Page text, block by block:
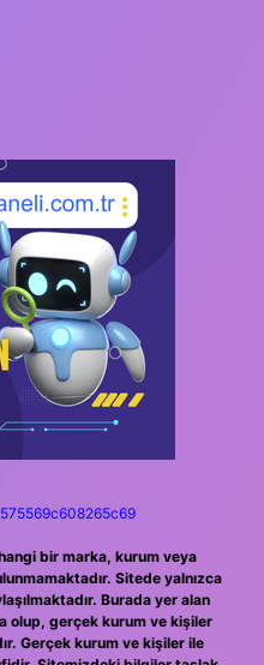
bir marka, kurum veya
Sitede yalnızca
Burada yer alan
olup, gerçek kurum ve kişiler
Gerçek kurum ve kişiler ile